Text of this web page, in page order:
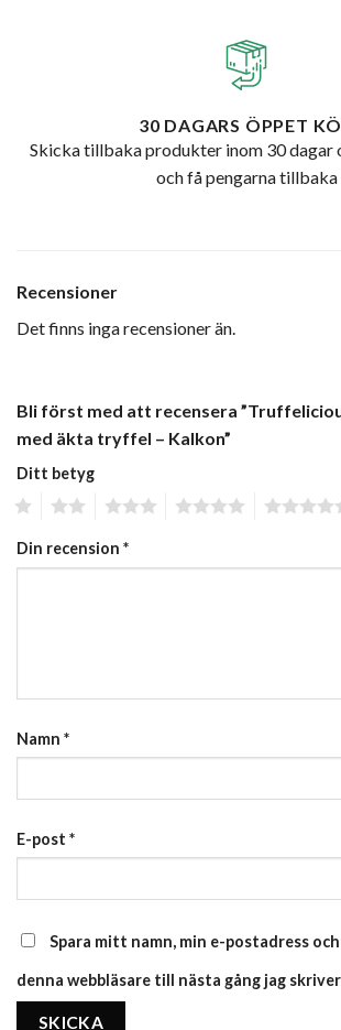
30 DAGARS ÖPPET
Skicka tillbaka produkter inom 30 dagar
och få pengarna tillbaka
Recensioner
Det finns inga recensioner än.
Bli först med att recensera
med äkta tryffel – Kalkon”
Ditt betyg
Din recension *
Namn *
E-post *
Spara mitt namn, min e-postadress
denna webbläsare till nästa gång jag